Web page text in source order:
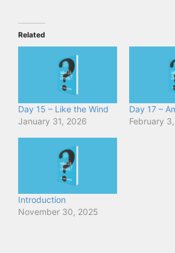
Related
Day 15 – Like the Wind
January 31, 2026
Day 17 –
February
Introduction
November 30, 2025